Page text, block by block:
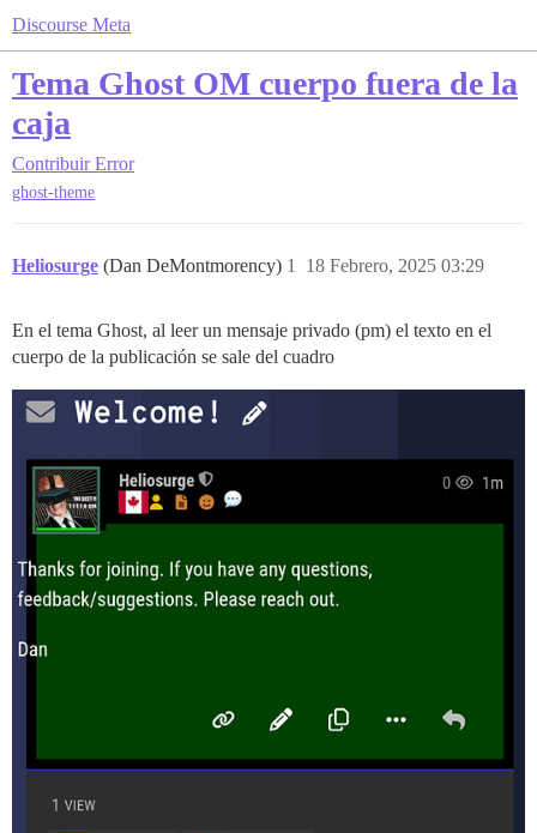
Discourse Meta
Tema Ghost OM cuerpo fuera de la
caja
Contribuir Error
ghost-theme
Heliosurge (Dan DeMontmorency) 18 Febrero, 2025 03:29
1
En el tema Ghost, al leer un mensaje privado (pm) el texto en el
cuerpo de la publicación se sale del cuadro